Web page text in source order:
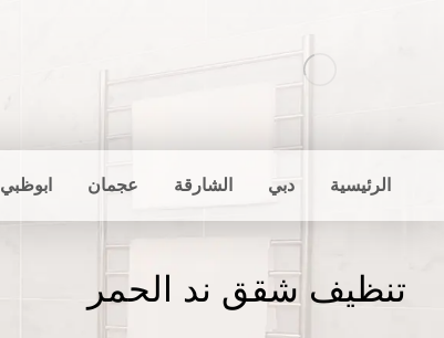
الرئيسية دبي الشارقة عجمان ابوظبي
تنظيف شقق ند الحمر